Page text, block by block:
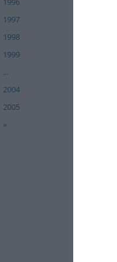
1997
1998
1999
...
2004
2005
»